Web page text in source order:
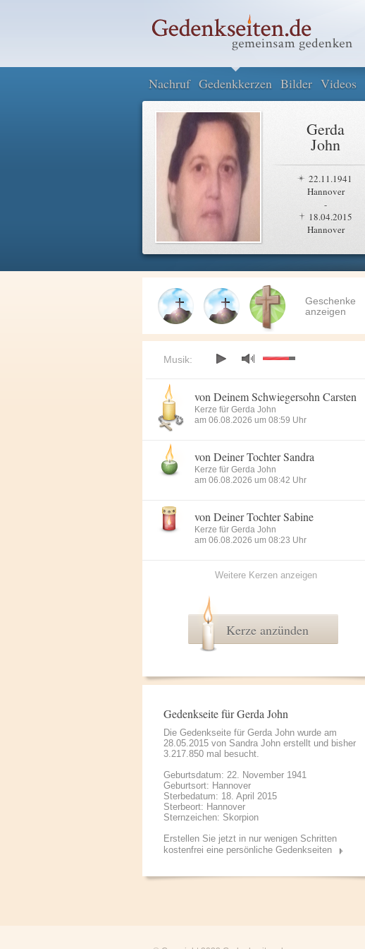
Nachruf Gedenkkerzen Bilder Videos
Gerda
John
22.11.1941
Hannover
-
18.04.2015
Hannover
Geschenke
anzeigen
Musik:
von Deinem Schwiegersohn Carsten
Kerze für Gerda John
am 06.08.2026 um 08:59 Uhr
von Deiner Tochter Sandra
Kerze für Gerda John
am 06.08.2026 um 08:42 Uhr
von Deiner Tochter Sabine
Kerze für Gerda John
am 06.08.2026 um 08:23 Uhr
Weitere Kerzen anzeigen
Kerze anzünden
Gedenkseite für Gerda John
Die Gedenkseite für Gerda John wurde am
28.05.2015 von Sandra John erstellt und bisher
3.217.850 mal besucht.
Geburtsdatum: 22. November 1941
Geburtsort: Hannover
Sterbedatum: 18. April 2015
Sterbeort: Hannover
Sternzeichen: Skorpion
Erstellen Sie jetzt in nur wenigen Schritten
kostenfrei eine persönliche Gedenkseiten